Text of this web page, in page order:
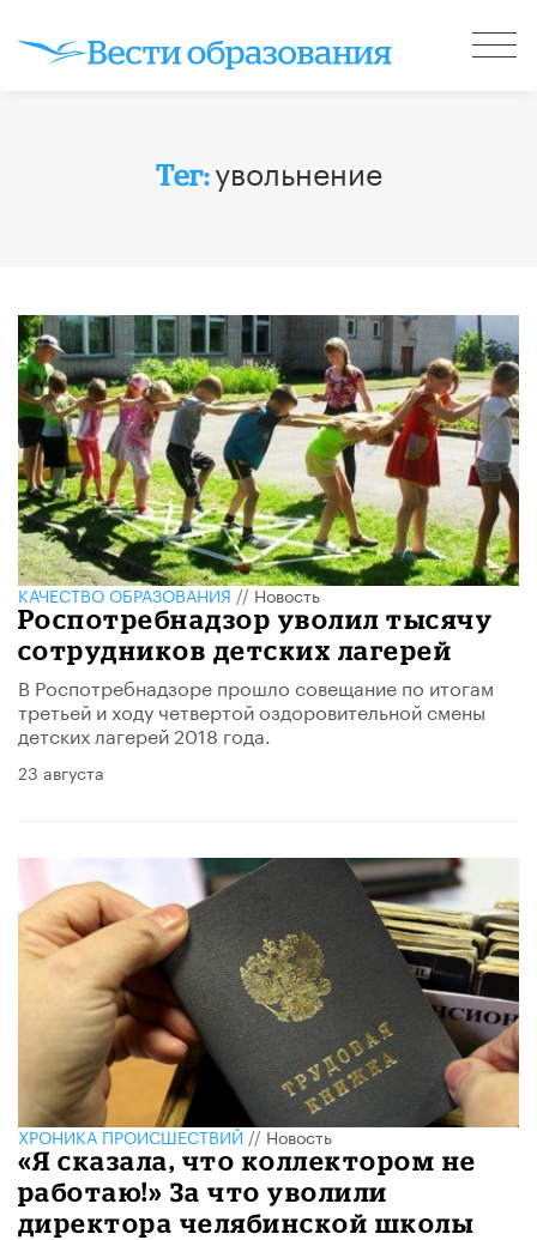
Тег:увольнение
КАЧЕСТВО ОБРАЗОВАНИЯ//Новость
Роспотребнадзор уволил тысячу
сотрудников детских лагерей
В Роспотребнадзоре прошло совещание по итогам
третьей и ходу четвертой оздоровительной смены
детских лагерей 2018 года.
23 августа
ХРОНИКА ПРОИСШЕСТВИЙ//Новость
«Я сказала, что коллектором не
работаю!» За что уволили
директора челябинской школы